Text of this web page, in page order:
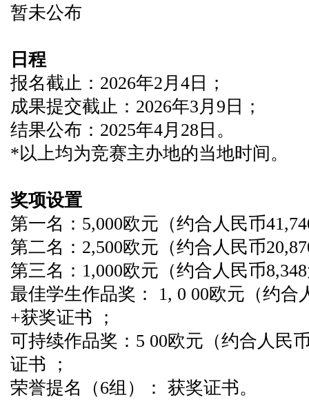
暂未公布
日程
报名截止：2026年2月4日；
成果提交截止：2026年3月9日；
结果公布：2025年4月28日。
*以上均为竞赛主办地的当地时间。
奖项设置
第一名：5,000欧元（约合人民币
第二名：2,500欧元（约合人民币
第三名：1,000欧元（约合人民币
最佳学生作品奖： 1, 0 00欧元（约合
+获奖证书 ；
可持续作品奖：5 00欧元（约合人民
证书 ；
荣誉提名（6组）： 获奖证书。